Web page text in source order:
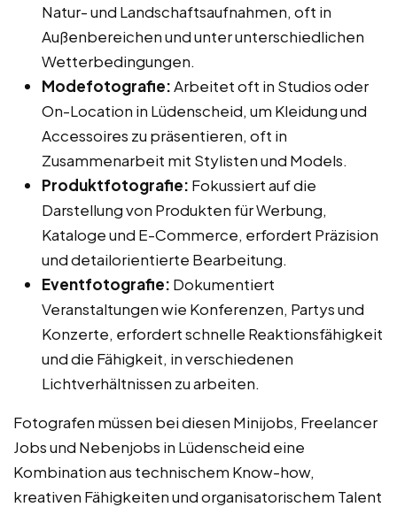
Natur- und Landschaftsaufnahmen, oft in
Außenbereichen und unter unterschiedlichen
Wetterbedingungen.
Modefotografie:Arbeitet oft in Studios oder
On-Location in Lüdenscheid, um Kleidung und
Accessoires zu präsentieren, oft in
Zusammenarbeit mit Stylisten und Models.
Produktfotografie: Fokussiert auf die
Darstellung von Produkten für Werbung,
Kataloge und E-Commerce, erfordert Präzision
und detailorientierte Bearbeitung.
Eventfotografie: Dokumentiert
Veranstaltungen wie Konferenzen, Partys und
Konzerte, erfordert schnelle Reaktionsfähigkeit
und die Fähigkeit, in verschiedenen
Lichtverhältnissen zu arbeiten.
Fotografen müssen bei diesen Minijobs, Freelancer
Jobs und Nebenjobs in Lüdenscheid eine
Kombination aus technischem Know-how,
kreativen Fähigkeiten und organisatorischem Talent